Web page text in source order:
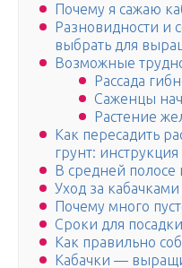
Почему я сажаю
Разновидности и
выбрать для
Возможные
Рассада
Саженцы
Растение
Как пересадить
грунт: инструкция
В средней полосе
Уход за кабачками
Почему много
Сроки для
Как правильно
Кабачки —